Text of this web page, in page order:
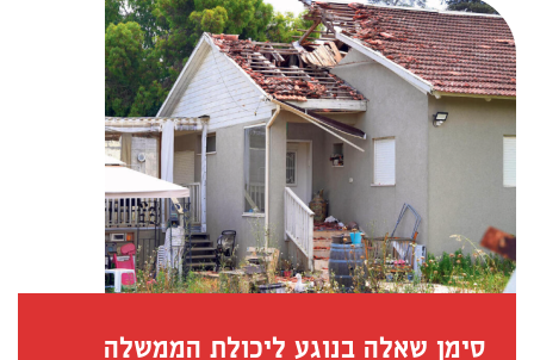
סימן שאלה בנוגע ליכולת הממשלה